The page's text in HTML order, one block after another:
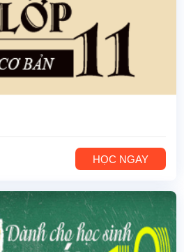
HỌC NGAY